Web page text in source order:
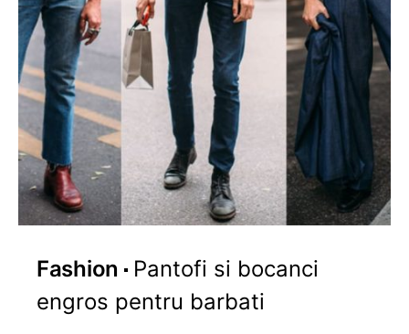
Fashion
Pantofi si bocanci
engros pentru barbati